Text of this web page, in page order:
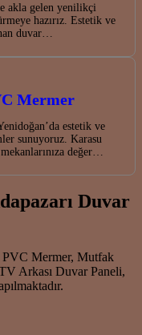
akla gelen yenilikçi
hazırız. Estetik ve
duvar…
Mermer
estetik ve
sunuyoruz. Karasu
değer…
Duvar
PVC Mermer, Mutfak
Arkası Duvar Paneli,